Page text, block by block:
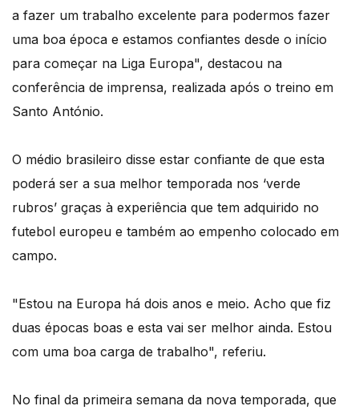
a fazer um trabalho excelente para podermos fazer
uma boa época e estamos confiantes desde o início
para começar na Liga Europa", destacou na
conferência de imprensa, realizada após o treino em
Santo António.
O médio brasileiro disse estar confiante de que esta
poderá ser a sua melhor temporada nos ‘verde
rubros’ graças à experiência que tem adquirido no
futebol europeu e também ao empenho colocado em
campo.
"Estou na Europa há dois anos e meio. Acho que fiz
duas épocas boas e esta vai ser melhor ainda. Estou
com uma boa carga de trabalho", referiu.
No final da primeira semana da nova temporada, que